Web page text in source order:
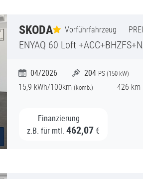
SKODA Vorführfahrzeug
ENYAQ 60 Loft
04/2026 204 PS (150 kW)
15,9 kWh/100km (komb.) 426 km
Finanzierung
z.B. für mtl. 462,07€